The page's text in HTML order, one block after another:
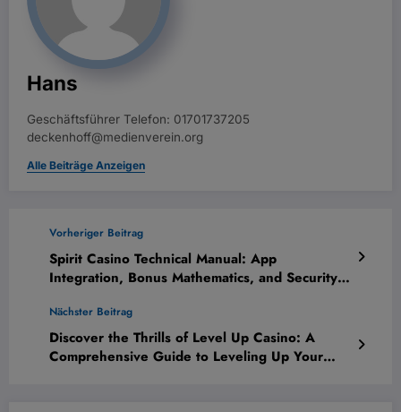
Hans
Geschäftsführer Telefon: 01701737205
deckenhoff@medienverein.org
Alle Beiträge Anzeigen
Vorheriger Beitrag
Spirit Casino Technical Manual: App
Integration, Bonus Mathematics, and Security
Nächster Beitrag
Discover the Thrills of Level Up Casino: A
Comprehensive Guide to Leveling Up Your